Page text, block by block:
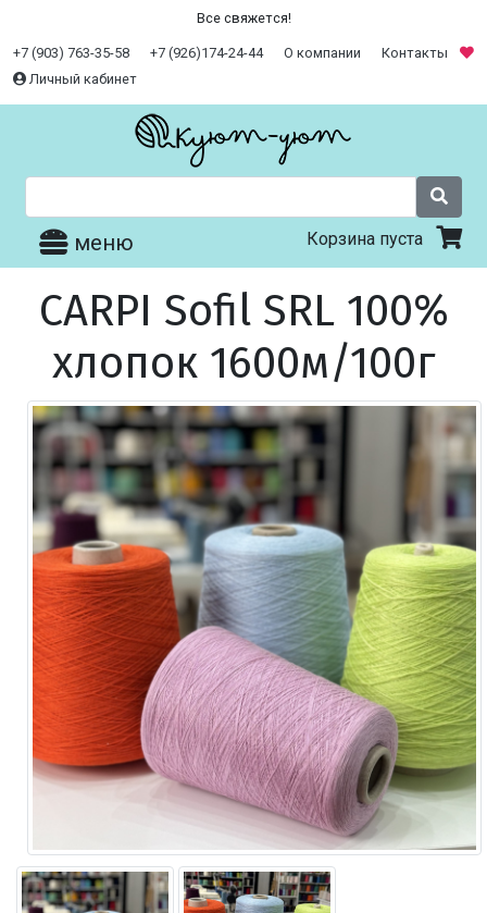
Все свяжется!
+7 (903) 763-35-58 +7 (926)174-24-44 О компании
Контакты
Личный кабинет
меню Корзина пуста
CARPI Sofil SRL 100%
хлопок 1600м/100г